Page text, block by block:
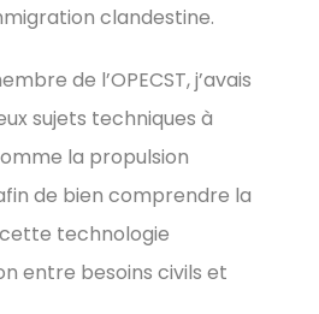
clandestine.
de l’OPECST, j’avais
sujets techniques à
la propulsion
de bien comprendre la
technologie
entre besoins civils et